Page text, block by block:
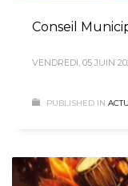
Conseil
VENDREDI, 05 JUIN
PUBLISHED IN